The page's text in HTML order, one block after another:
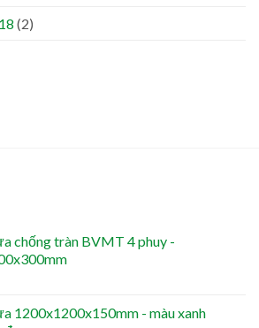
(2)
chống tràn BVMT 4 phuy -
1200x1200x150mm - màu xanh